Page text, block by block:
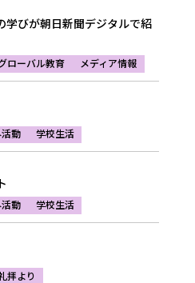
学びが朝日新聞デジタルで紹
ローバル教育 メディア情報
動 学校生活
動 学校生活
拝より